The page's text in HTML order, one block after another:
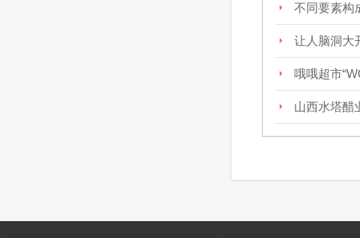
不同要素构
让人脑洞大
哦哦超市
山西水塔醋